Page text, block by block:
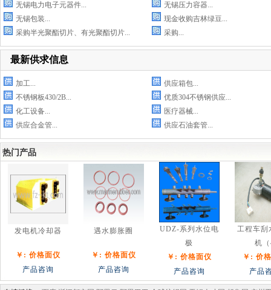
无锡电力电子元器件...
无锡压力容器...
无锡包装...
现金收购吉林绿豆...
采购半光聚酯切片、有光聚酯切片...
采购...
最新供求信息
加工...
供应箱包...
不锈钢板430/2B...
优质304不锈钢供应...
化工设备...
医疗器械...
供应合金管...
供应石油套管...
热门产品
发电机冷却器
￥: 价格面仪
产品咨询
遇水膨胀圈
￥: 价格面仪
产品咨询
UDZ-系列水位电
极
￥: 价格面仪
产品咨询
工程车刮
机
￥: 价
产品